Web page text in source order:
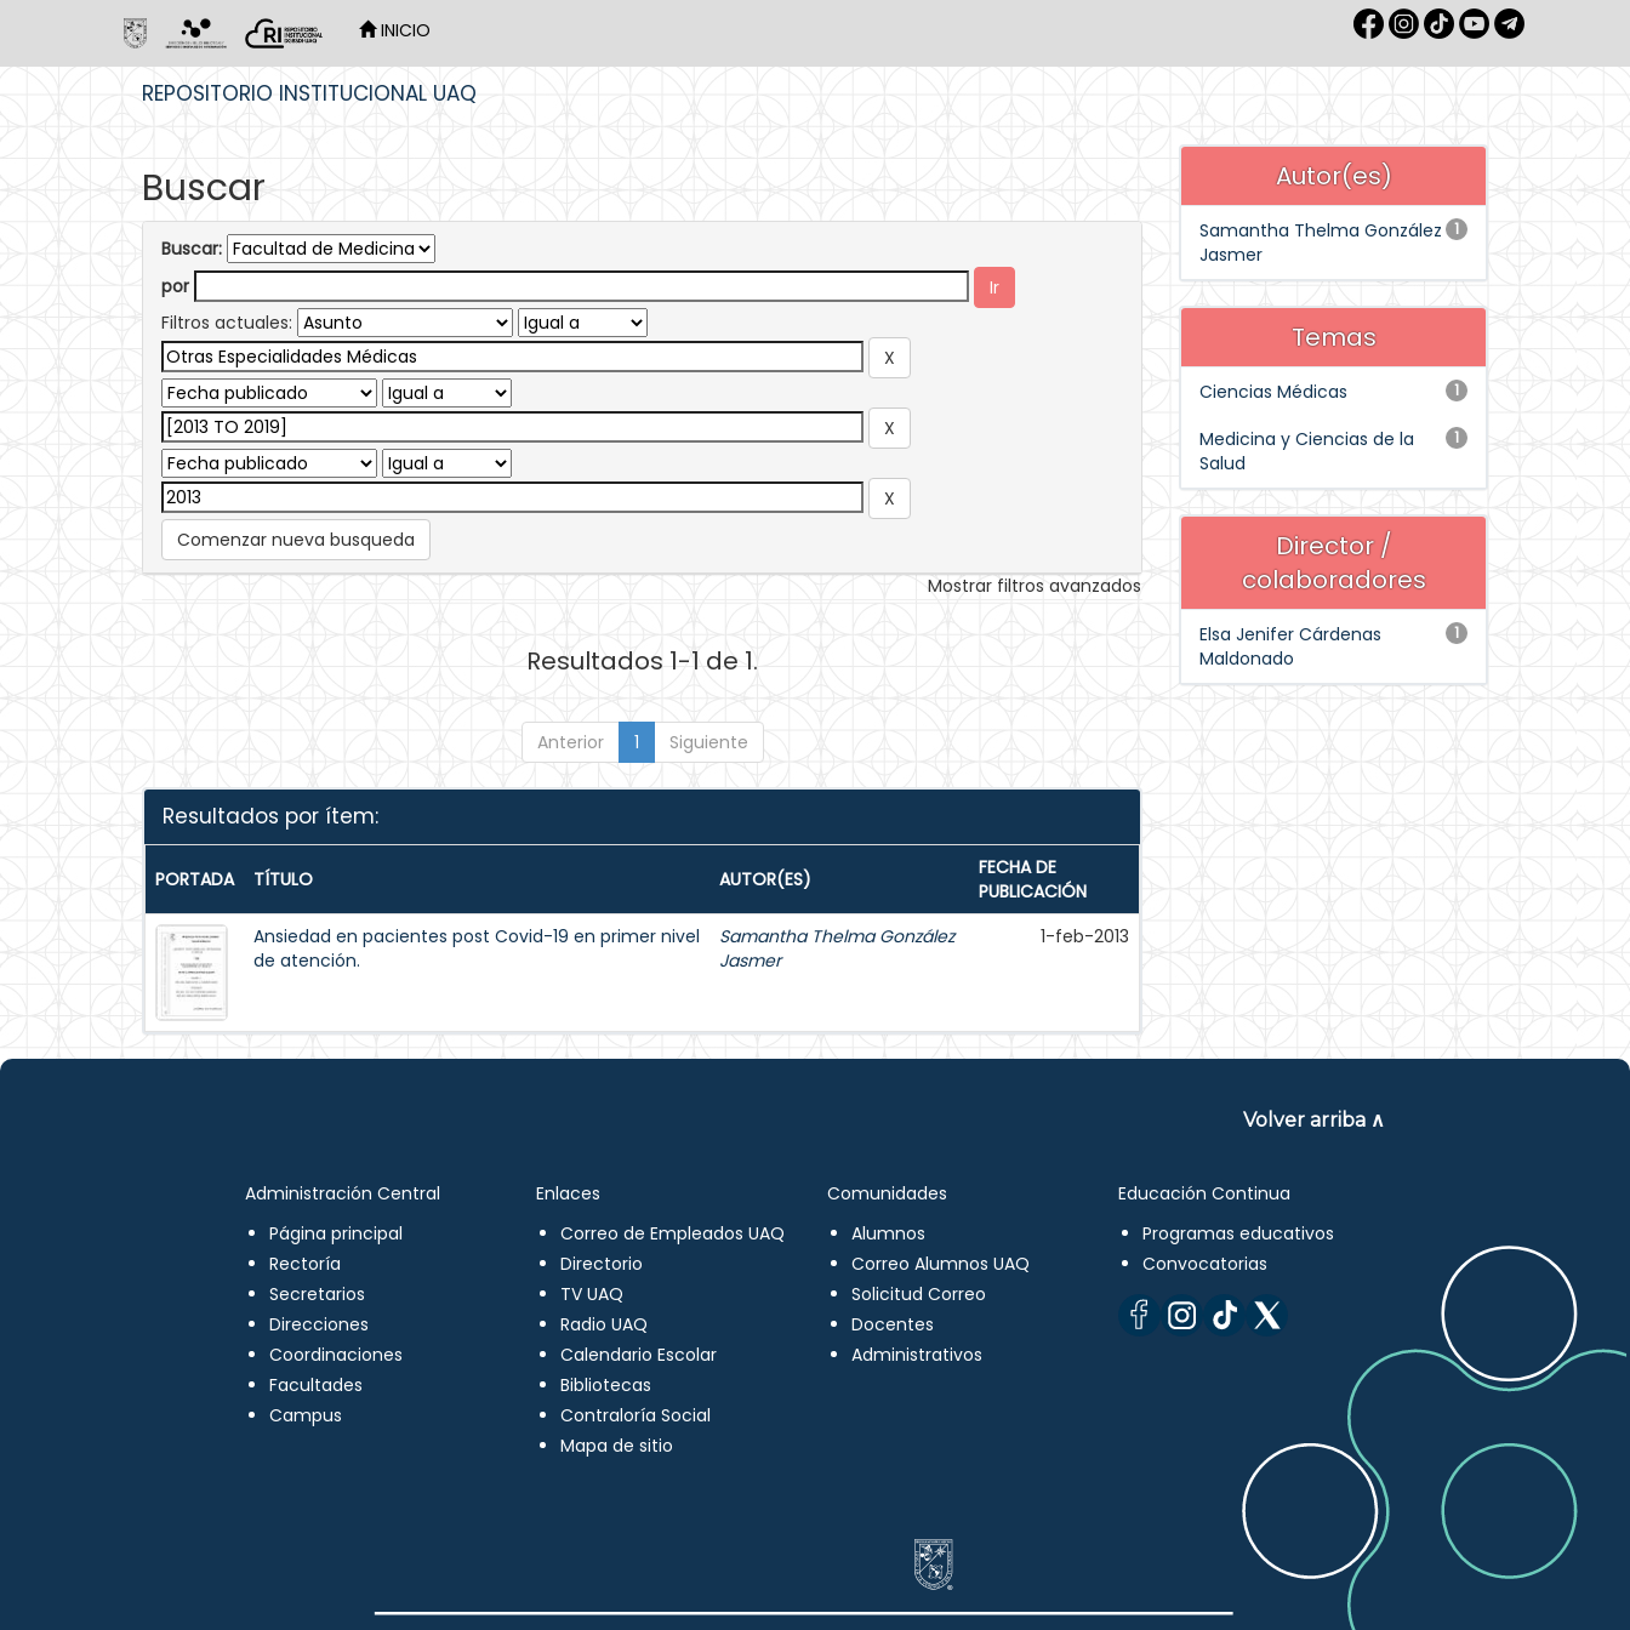
INICIO
REPOSITORIO INSTITUCIONAL UAQ
Buscar
Buscar:
por
Filtros actuales:
Comenzar nueva busqueda
Mostrar filtros avanzados
Resultados 1-1 de 1.
Anterior 1 Siguiente
Resultados por ítem:
PORTADA TÍTULO AUTOR(ES)
FECHA DE
PUBLICACIÓN
Ansiedad en pacientes post Covid-19 en primer nivel
de atención.
Samantha Thelma González
Jasmer
1-feb-2013
Autor(es)
1
Samantha Thelma González
Jasmer
Temas
1
Ciencias Médicas
1
Medicina y Ciencias de la
Salud
Director /
colaboradores
1
Elsa Jenifer Cárdenas
Maldonado
Volver arriba ∧
Administración Central
Página principal
Rectoría
Secretarios
Direcciones
Coordinaciones
Facultades
Campus
Enlaces
Correo de Empleados UAQ
Directorio
TV UAQ
Radio UAQ
Calendario Escolar
Bibliotecas
Contraloría Social
Mapa de sitio
Comunidades
Alumnos
Correo Alumnos UAQ
Solicitud Correo
Docentes
Administrativos
Educación Continua
Programas educativos
Convocatorias